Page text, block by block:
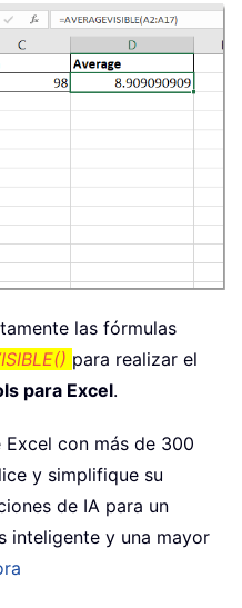
las fórmulas
para realizar el
para Excel.
Excel con más de 300
y simplifique su
de IA para un
inteligente y una mayor